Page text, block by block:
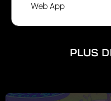
Web App
PLUS